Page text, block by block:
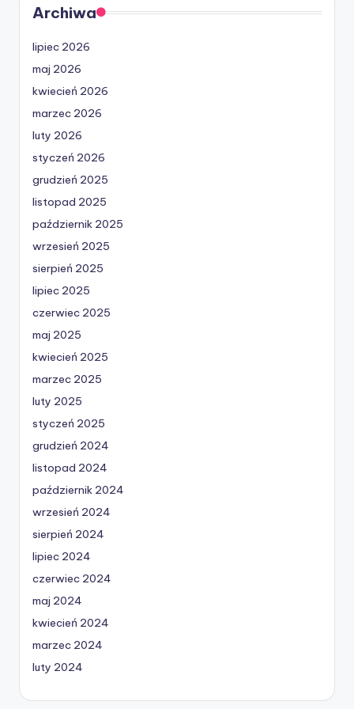
Archiwa
lipiec 2026
maj 2026
kwiecień 2026
marzec 2026
luty 2026
styczeń 2026
grudzień 2025
listopad 2025
październik 2025
wrzesień 2025
sierpień 2025
lipiec 2025
czerwiec 2025
maj 2025
kwiecień 2025
marzec 2025
luty 2025
styczeń 2025
grudzień 2024
listopad 2024
październik 2024
wrzesień 2024
sierpień 2024
lipiec 2024
czerwiec 2024
maj 2024
kwiecień 2024
marzec 2024
luty 2024